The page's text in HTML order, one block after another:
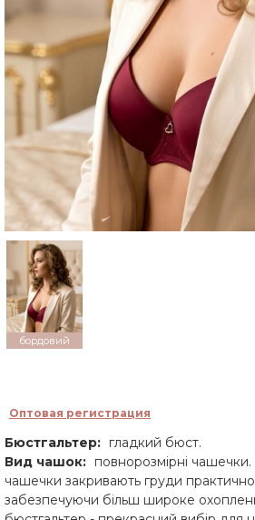
бордовий
Оптовая регистрация
Бюстгальтер: гладкий бюст.
Вид чашок: повнорозмірні
чашечки закривають груди
забезпечуючи більш широке